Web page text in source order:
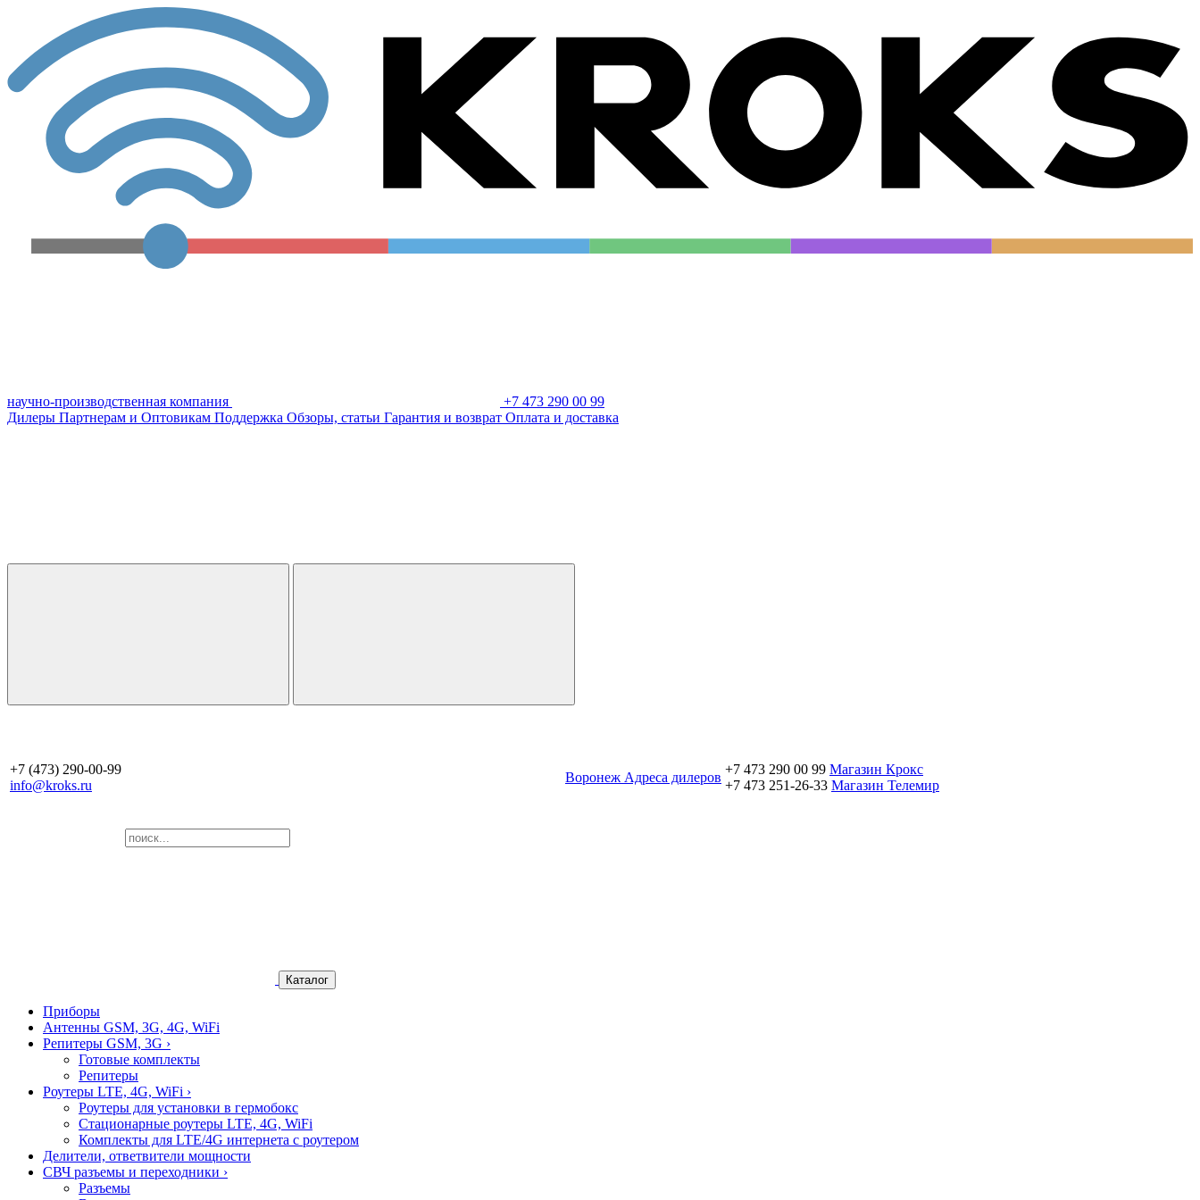
научно-производственная компания
+7 473 290 00 99
Дилеры Партнерам и Оптовикам Поддержка Обзоры, статьи Гарантия и возврат Оплата и доставка
+7 (473) 290-00-99
info@kroks.ru
Воронеж Aдреса дилеров
+7 473 290 00 99 Магазин Крокс
+7 473 251-26-33 Магазин Телемир
Каталог
Приборы
Антенны GSM, 3G, 4G, WiFi
Репитеры GSM, 3G ›
Готовые комплекты
Репитеры
Роутеры LTE, 4G, WiFi ›
Роутеры для установки в гермобокс
Стационарные роутеры LTE, 4G, WiFi
Комплекты для LTE/4G интернета с роутером
Делители, ответвители мощности
СВЧ разъемы и переходники ›
Разъемы